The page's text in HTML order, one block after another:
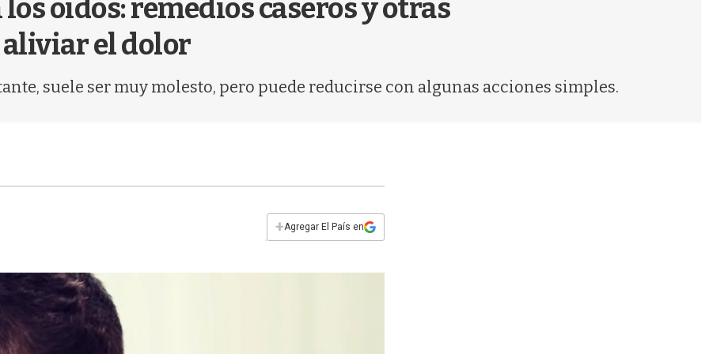
oídos: remedios caseros y otras
el dolor
suele ser muy molesto, pero puede reducirse con algunas acciones simples.
+Agregar El País en